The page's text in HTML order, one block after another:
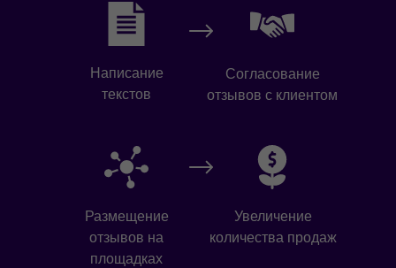
Написание
текстов
Согласование
отзывов с клиентом
Размещение
отзывов на
площадках
Увеличение
количества продаж